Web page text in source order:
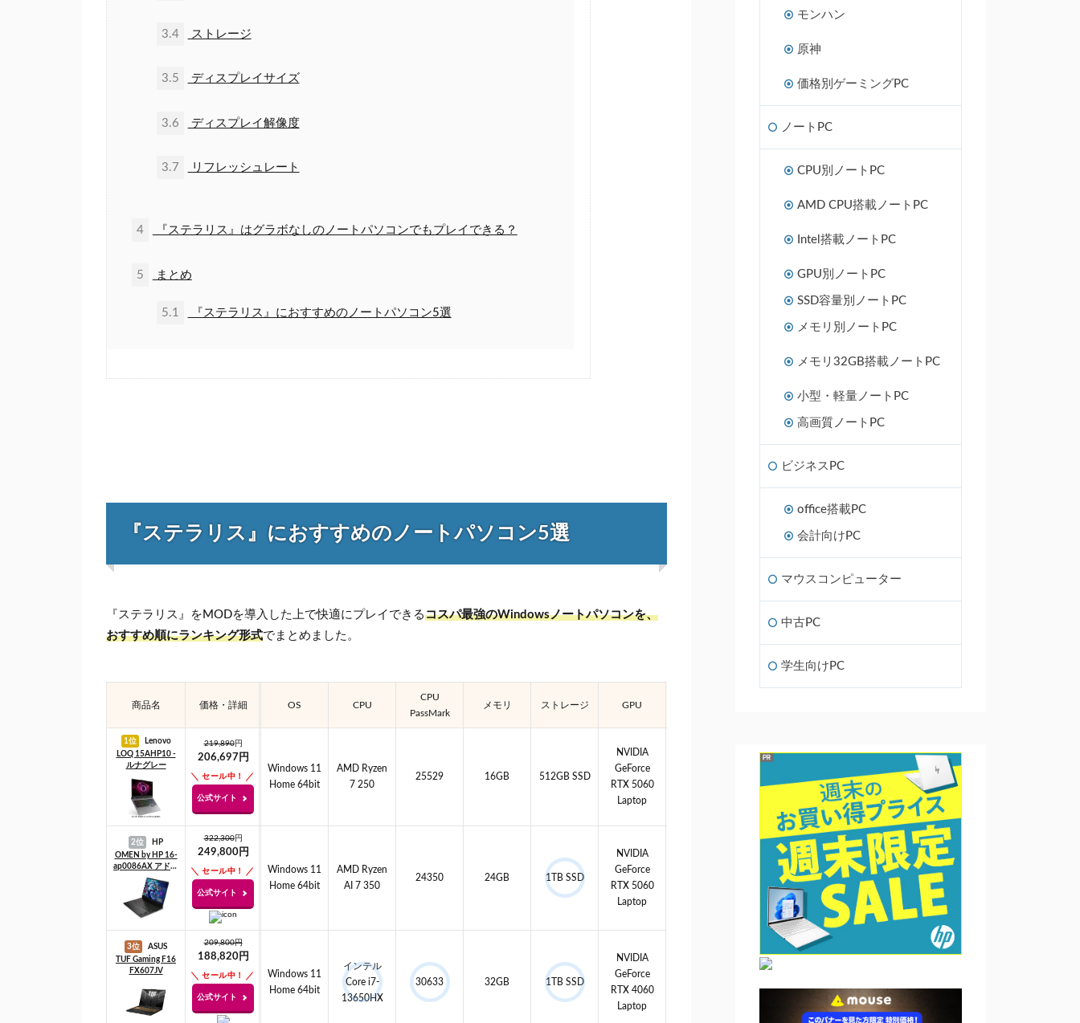
3.4 ストレージ
3.5 ディスプレイサイズ
3.6 ディスプレイ解像度
3.7 リフレッシュレート
4 『ステラリス』はグラボなしのノートパソコンでもプレイできる？
5 まとめ
5.1 『ステラリス』におすすめのノートパソコン5選
『ステラリス』におすすめのノートパソコン5選
『ステラリス』をMODを導入した上で快適にプレイできるコスパ最強のWindowsノートパソコンを、
おすすめ順にランキング形式でまとめました。
商品名 価格・詳細 OS CPU
CPU
PassMark
メモリ ストレージ GPU
1位
Lenovo
LOQ 15AHP10 -
ルナグレー
219,890円
206,697円
セール中！
公式サイト
Windows 11
Home 64bit
AMD Ryzen
7 250
25529 16GB 512GB SSD
NVIDIA
GeForce
RTX 5060
Laptop
（フルHD）
144Hz sRGB 100%
2位
HP
OMEN by HP 16-
ap0086AX アドバ
ンスモデル
322,300円
249,800円
セール中！
公式サイト
Windows 11
Home 64bit
AMD Ryzen
AI 7 350
24350 24GB 1TB SSD
NVIDIA
GeForce
RTX 5060
Laptop
16.0インチ
2560×1600
（WQXGA
）
240Hz
3位
ASUS
TUF Gaming F16
FX607JV
209,800円
188,820円
セール中！
公式サイト
Windows 11
Home 64bit
インテル
Core i7-
13650HX
30633 32GB 1TB SSD
NVIDIA
GeForce
RTX 4060
Laptop
）
モンハン
原神
価格別ゲーミングPC
ノートPC
CPU別ノートPC
AMD CPU搭載ノートPC
Intel搭載ノートPC
GPU別ノートPC
SSD容量別ノートPC
メモリ別ノートPC
メモリ32GB搭載ノートPC
小型・軽量ノートPC
高画質ノートPC
ビジネスPC
office搭載PC
会計向けPC
マウスコンピューター
中古PC
学生向けPC